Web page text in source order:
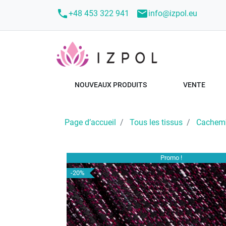
call+48 453 322 941 mailinfo@izpol.eu
NOUVEAUX PRODUITS VENTE
Page d’accueil Tous les tissus
Promo !
-20%